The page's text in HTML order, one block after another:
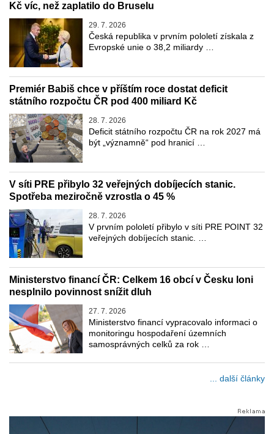
Kč víc, než zaplatilo do Bruselu
29. 7. 2026
Česká republika v prvním pololetí získala z
Evropské unie o 38,2 miliardy …
Premiér Babiš chce v příštím roce dostat deficit
státního rozpočtu ČR pod 400 miliard Kč
28. 7. 2026
Deficit státního rozpočtu ČR na rok 2027 má
být „významně“ pod hranicí …
V síti PRE přibylo 32 veřejných dobíjecích stanic.
Spotřeba meziročně vzrostla o 45 %
28. 7. 2026
V prvním pololetí přibylo v síti PRE POINT 32
veřejných dobíjecích stanic. …
Ministerstvo financí ČR: Celkem 16 obcí v Česku loni
nesplnilo povinnost snížit dluh
27. 7. 2026
Ministerstvo financí vypracovalo informaci o
monitoringu hospodaření územních
samosprávných celků za rok …
... další články